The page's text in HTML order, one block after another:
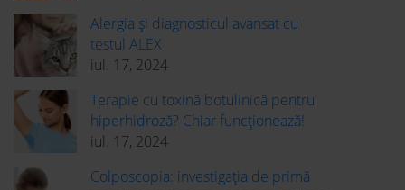
Alergia și diagnosticul avansat cu
testul ALEX
iul. 17, 2024
Terapie cu toxină botulinică pentru
hiperhidroză? Chiar funcționează!
iul. 17, 2024
Colposcopia: investigația de primă